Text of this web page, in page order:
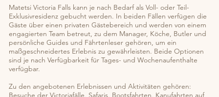
Matetsi Victoria Falls kann je nach Bedarf als Voll- oder Teil-
Exklusivresidenz gebucht werden. In beiden Fällen verfügen die
Gäste über einen privaten Gästebereich und werden von einem
engagierten Team betreut, zu dem Manager, Köche, Butler und
persönliche Guides und Fährtenleser gehören, um ein
maßgeschneidertes Erlebnis zu gewährleisten. Beide Optionen
sind je nach Verfügbarkeit für Tages- und Wochenaufenthalte
verfügbar.
Zu den angebotenen Erlebnissen und Aktivitäten gehören:
Besuche der Victoriafälle, Safaris, Bootsfahrten, Kanufahrten auf